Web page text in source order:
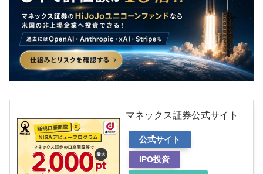
マネックス証券公式サイト
公式サイト
IPO投資